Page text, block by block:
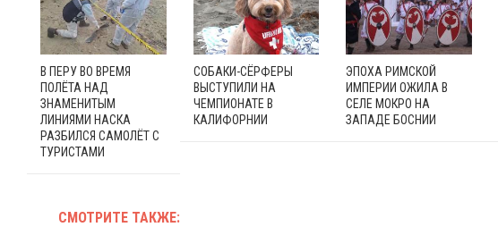
В ПЕРУ ВО ВРЕМЯ
ПОЛЁТА НАД
ЗНАМЕНИТЫМ
ЛИНИЯМИ НАСКА
РАЗБИЛСЯ САМОЛЁТ С
ТУРИСТАМИ
СОБАКИ-СЁРФЕРЫ
ВЫСТУПИЛИ НА
ЧЕМПИОНАТЕ В
КАЛИФОРНИИ
ЭПОХА РИМСКОЙ
ИМПЕРИИ ОЖИЛА В
СЕЛЕ МОКРО НА
ЗАПАДЕ БОСНИИ
СМОТРИТЕ ТАКЖЕ: